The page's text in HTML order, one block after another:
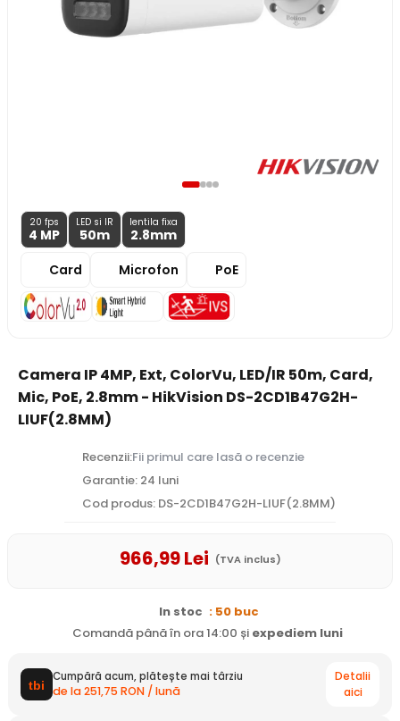
20 fps
4 MP
LED si IR
50m
lentila fixa
2.8mm
Card
Microfon PoE
Camera IP 4MP, Ext, ColorVu, LED/IR 50m, Card,
Mic, PoE, 2.8mm - HikVision DS-2CD1B47G2H-
LIUF(2.8MM)
Recenzii:Fii primul care lasă o recenzie
Garantie: 24 luni
Cod produs: DS-2CD1B47G2H-LIUF(2.8MM)
966,99Lei (TVA inclus)
In stoc : 50 buc
Comandă până în ora 14:00 și expediem luni
Cumpără acum, plătește mai târziu
de la 251,75 RON / lună
Detalii
aici